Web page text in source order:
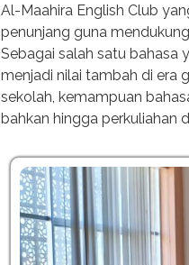
Al-Maahira English Club
penunjang guna
Sebagai salah satu bahasa
menjadi nilai tambah di era
sekolah, kemampuan
bahkan hingga perkuliahan